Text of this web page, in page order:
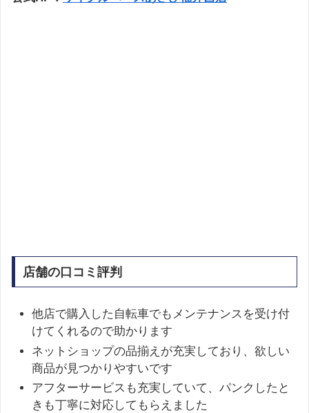
店舗の口コミ評判
他店で購入した自転車でもメンテナンスを受け付
けてくれるので助かります ​
ネットショップの品揃えが充実しており、欲しい
商品が見つかりやすいです ​
アフターサービスも充実していて、パンクしたと
きも丁寧に対応してもらえました ​